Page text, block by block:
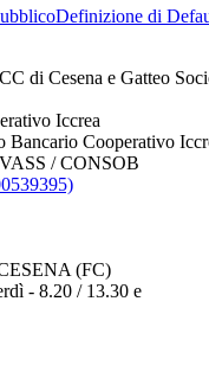
Definizione di
di Cesena e Gatteo
Iccrea
Bancario Cooperativo
/ CONSOB
(FC)
- 8.20 / 13.30 e